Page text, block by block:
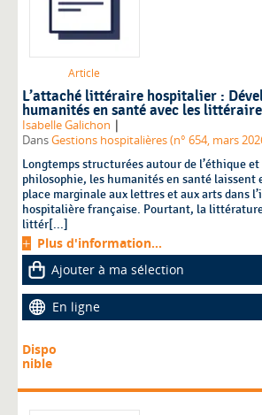
Article
L’attaché littéraire hospitalier :
humanités en santé avec les
Isabelle Galichon |
DansGestions hospitalières (n° 654, mars
Longtemps structurées autour de l’éthique
philosophie, les humanités en santé laissent
place marginale aux lettres et aux arts dans
hospitalière française. Pourtant, la
littér[...]
Plus d'information...
Ajouter à ma sélection
En ligne
Dispo
nible